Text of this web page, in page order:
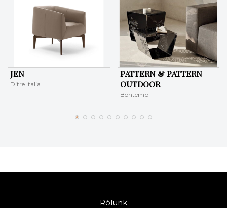
JEN
Ditre Italia
PATTERN & PATTERN
OUTDOOR
Bontempi
Rólunk